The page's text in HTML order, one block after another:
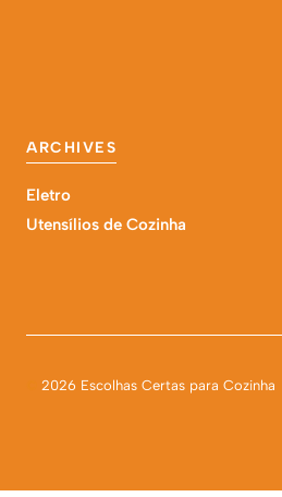
ARCHIVES
Eletro
Utensílios de Cozinha
2026 Escolhas Certas para Cozinha